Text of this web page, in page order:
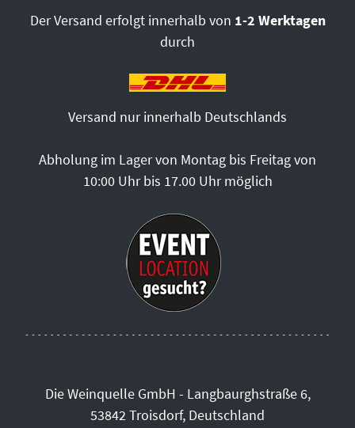
Der Versand erfolgt innerhalb von 1-2 Werktagen
durch
Versand nur innerhalb Deutschlands
Abholung im Lager von Montag bis Freitag von
10:00 Uhr bis 17.00 Uhr möglich
Die Weinquelle GmbH - Langbaurghstraße 6,
53842 Troisdorf, Deutschland